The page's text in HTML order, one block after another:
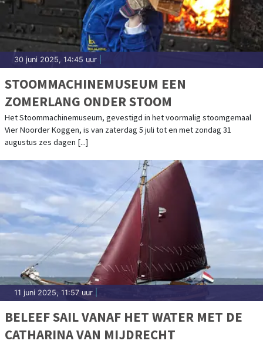
30 juni 2025, 14:45 uur
STOOMMACHINEMUSEUM EEN
ZOMERLANG ONDER STOOM
Het Stoommachinemuseum, gevestigd in het voormalig stoomgemaal
Vier Noorder Koggen, is van zaterdag 5 juli tot en met zondag 31
augustus zes dagen [...]
11 juni 2025, 11:57 uur
BELEEF SAIL VANAF HET WATER MET DE
CATHARINA VAN MIJDRECHT